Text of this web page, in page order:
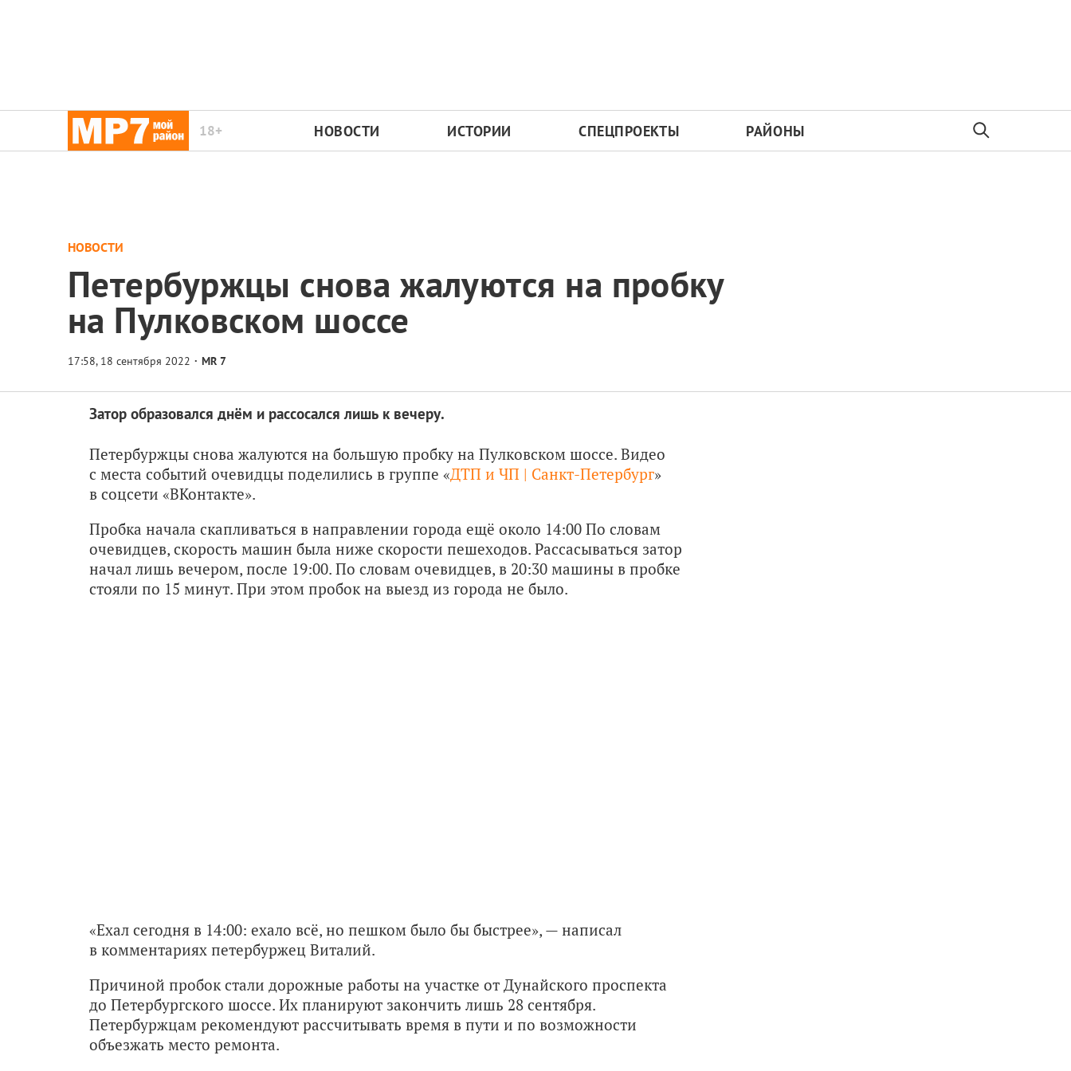
18+ НОВОСТИ ИСТОРИИ СПЕЦПРОЕКТЫ РАЙОНЫ
НОВОСТИ
Петербуржцы снова жалуются на пробку
на Пулковском шоссе
MR 7
Затор образовался днём и рассосался лишь к вечеру.
Петербуржцы снова жалуются на большую пробку на Пулковском шоссе. Видео
с места событий очевидцы поделились в группе «ДТП и ЧП | Санкт-Петербург»
в соцсети «ВКонтакте».
Пробка начала скапливаться в направлении города ещё около 14:00 По словам
очевидцев, скорость машин была ниже скорости пешеходов. Рассасываться затор
начал лишь вечером, после 19:00. По словам очевидцев, в 20:30 машины в пробке
стояли по 15 минут. При этом пробок на выезд из города не было.
«Ехал сегодня в 14:00: ехало всё, но пешком было бы быстрее», — написал
в комментариях петербуржец Виталий.
Причиной пробок стали дорожные работы на участке от Дунайского проспекта
до Петербургского шоссе. Их планируют закончить лишь 28 сентября.
Петербуржцам рекомендуют рассчитывать время в пути и по возможности
объезжать место ремонта.